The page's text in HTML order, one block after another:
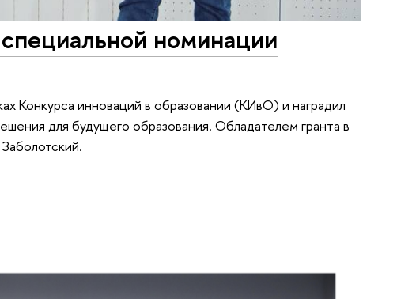
номинации
Конкурса инноваций в образовании (КИвО) и наградил
для будущего образования. Обладателем гранта в